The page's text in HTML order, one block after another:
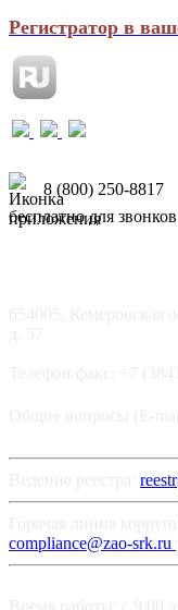
Регистратор в
8 (800) 250-8817
бесплатно для
compliance@zao-srk.ru